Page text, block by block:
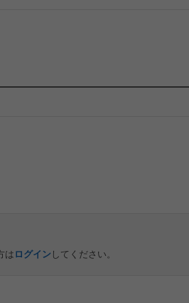
はログイン してください。